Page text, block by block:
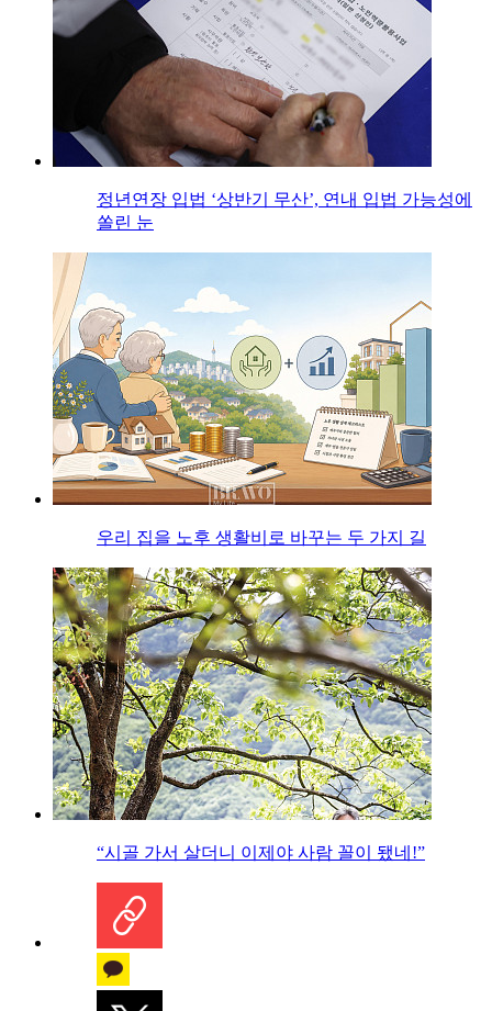
정년연장 입법 ‘상반기 무산’, 연내 입법 가능성에
쏠린 눈
우리 집을 노후 생활비로 바꾸는 두 가지 길
“시골 가서 살더니 이제야 사람 꼴이 됐네!”